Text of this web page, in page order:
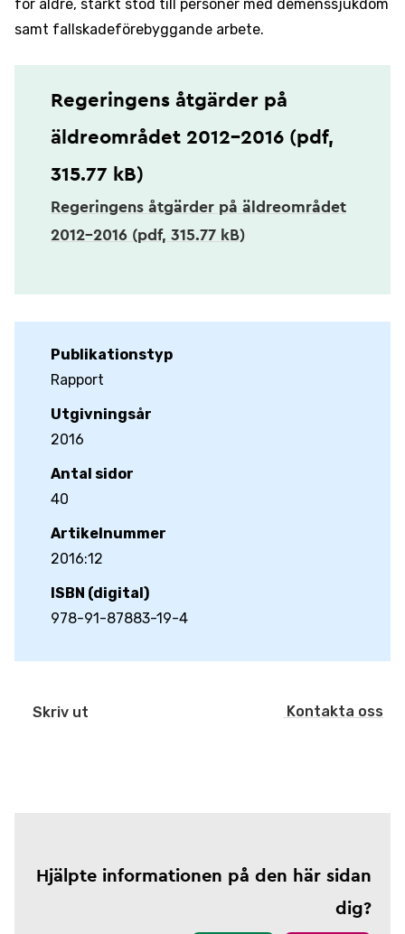
för äldre, stärkt stöd till personer med demenssjukdom
samt fallskadeförebyggande arbete.
Regeringens åtgärder på
äldreområdet 2012-2016 (pdf,
315.77 kB)
Regeringens åtgärder på äldreområdet
2012-2016 (pdf, 315.77 kB)
Publikationstyp
Rapport
Utgivningsår
2016
Antal sidor
40
Artikelnummer
2016:12
ISBN (digital)
978-91-87883-19-4
Skriv ut Kontakta oss
Hjälpte informationen på den här sidan
dig?